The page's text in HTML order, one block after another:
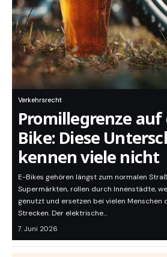
Verkehrsrecht
Promillegrenze auf
Bike: Diese
kennen viele nicht
E-Bikes gehören längst zum normalen
Supermärkten, rollen durch Innenstädte,
genutzt und ersetzen bei vielen Menschen
Strecken. Der elektrische…
7. Juni 2026